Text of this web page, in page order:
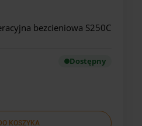
bezcieniowa S250C
Dostępny
KOSZYKA